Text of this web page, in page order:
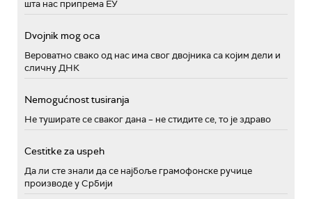
шта нас припрема ЕУ
Dvojnik mog oca
Вероватно свако од нас има свог двојника са којим дели и
сличну ДНК
Nemogućnost tusiranja
Не туширате се сваког дана – не стидите се, то је здраво
Cestitke za uspeh
Да ли сте знали да се најбоље грамофонске ручице
производе у Србији